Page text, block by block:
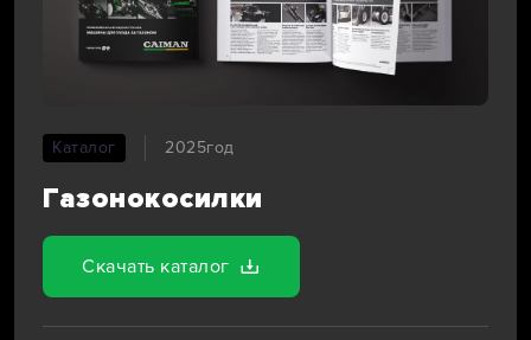
Каталог 2025год
Газонокосилки
Скачать каталог